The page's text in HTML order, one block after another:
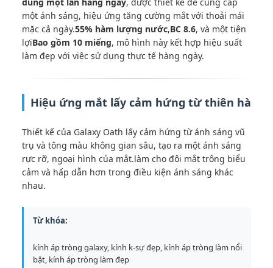
một ánh sáng, hiệu ứng tăng cường mắt với thoải mái
mặc cả ngày.55% hàm lượng nước,BC 8.6, và một tiện
lợiBao gồm 10 miếng, mô hình này kết hợp hiệu suất
làm đẹp với việc sử dụng thực tế hàng ngày.
Hiệu ứng mắt lấy cảm hứng từ thiên hà
Thiết kế của Galaxy Oath lấy cảm hứng từ ánh sáng vũ
trụ và tông màu không gian sâu, tạo ra một ánh sáng
rực rỡ, ngoại hình của mắt.làm cho đôi mắt trông biểu
cảm và hấp dẫn hơn trong điều kiện ánh sáng khác
nhau.
Từ khóa:
kính áp tròng galaxy, kính k-sự đẹp, kính áp tròng làm nổi
bật, kính áp tròng làm đẹp